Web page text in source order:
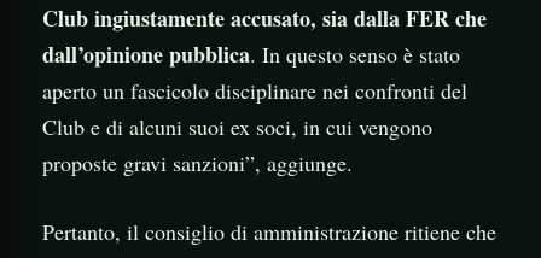
Club ingiustamente accusato, sia dalla FER che
dall’opinione pubblica. In questo senso è stato
aperto un fascicolo disciplinare nei confronti del
Club e di alcuni suoi ex soci, in cui vengono
proposte gravi sanzioni”, aggiunge.
Pertanto, il consiglio di amministrazione ritiene che